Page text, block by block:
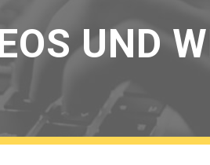
UND